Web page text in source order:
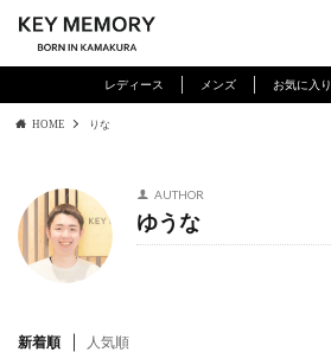
レディース メンズ お気に入り
HOME りな
AUTHOR
ゆうな
新着順 人気順